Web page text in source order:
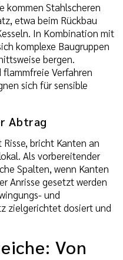
kommen Stahlscheren
etwa beim Rückbau
In Kombination mit
komplexe Baugruppen
bergen.
Verfahren
sich für sensible
Abtrag
bricht Kanten an
Als vorbereitender
Spalten, wenn Kanten
Anrisse gesetzt werden
und
zielgerichtet dosiert und
Von